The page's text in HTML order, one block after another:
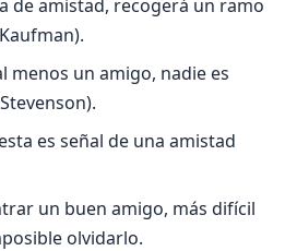
de amistad, recogerá un ramo
menos un amigo, nadie es
es señal de una amistad
un buen amigo, más difí­cil
olvidarlo.